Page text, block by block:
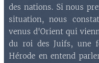
des nations. Si nous
situation, nous
venus d'Orient qui
du roi des Juifs, une
Hérode en entend